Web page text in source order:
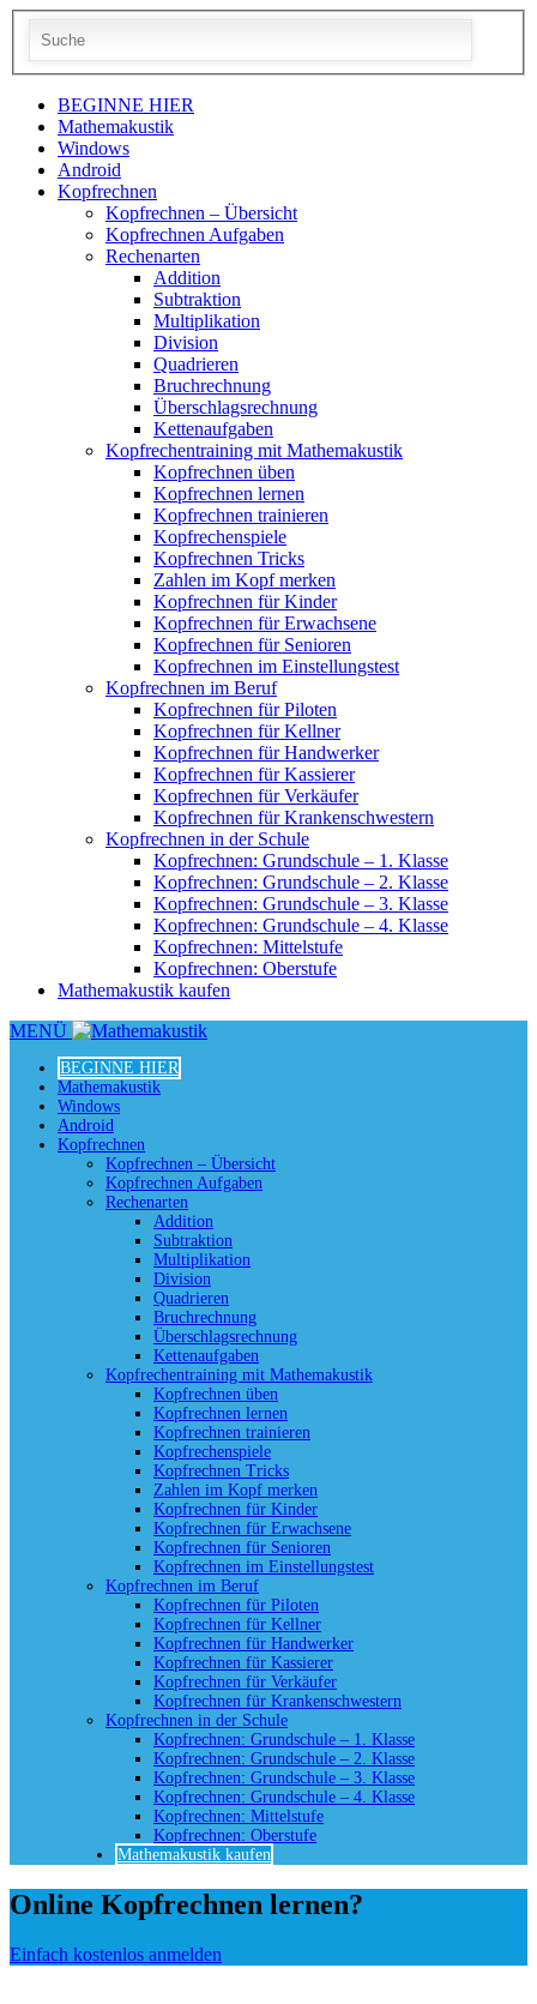
BEGINNE HIER
Mathemakustik
Windows
Android
Kopfrechnen
Kopfrechnen – Übersicht
Kopfrechnen Aufgaben
Rechenarten
Addition
Subtraktion
Multiplikation
Division
Quadrieren
Bruchrechnung
Überschlagsrechnung
Kettenaufgaben
Kopfrechentraining mit Mathemakustik
Kopfrechnen üben
Kopfrechnen lernen
Kopfrechnen trainieren
Kopfrechenspiele
Kopfrechnen Tricks
Zahlen im Kopf merken
Kopfrechnen für Kinder
Kopfrechnen für Erwachsene
Kopfrechnen für Senioren
Kopfrechnen im Einstellungstest
Kopfrechnen im Beruf
Kopfrechnen für Piloten
Kopfrechnen für Kellner
Kopfrechnen für Handwerker
Kopfrechnen für Kassierer
Kopfrechnen für Verkäufer
Kopfrechnen für Krankenschwestern
Kopfrechnen in der Schule
Kopfrechnen: Grundschule – 1. Klasse
Kopfrechnen: Grundschule – 2. Klasse
Kopfrechnen: Grundschule – 3. Klasse
Kopfrechnen: Grundschule – 4. Klasse
Kopfrechnen: Mittelstufe
Kopfrechnen: Oberstufe
Mathemakustik kaufen
MENÜ
BEGINNE HIER
Mathemakustik
Windows
Android
Kopfrechnen
Kopfrechnen – Übersicht
Kopfrechnen Aufgaben
Rechenarten
Addition
Subtraktion
Multiplikation
Division
Quadrieren
Bruchrechnung
Überschlagsrechnung
Kettenaufgaben
Kopfrechentraining mit Mathemakustik
Kopfrechnen üben
Kopfrechnen lernen
Kopfrechnen trainieren
Kopfrechenspiele
Kopfrechnen Tricks
Zahlen im Kopf merken
Kopfrechnen für Kinder
Kopfrechnen für Erwachsene
Kopfrechnen für Senioren
Kopfrechnen im Einstellungstest
Kopfrechnen im Beruf
Kopfrechnen für Piloten
Kopfrechnen für Kellner
Kopfrechnen für Handwerker
Kopfrechnen für Kassierer
Kopfrechnen für Verkäufer
Kopfrechnen für Krankenschwestern
Kopfrechnen in der Schule
Kopfrechnen: Grundschule – 1. Klasse
Kopfrechnen: Grundschule – 2. Klasse
Kopfrechnen: Grundschule – 3. Klasse
Kopfrechnen: Grundschule – 4. Klasse
Kopfrechnen: Mittelstufe
Kopfrechnen: Oberstufe
Mathemakustik kaufen
Online Kopfrechnen lernen?
Einfach kostenlos anmelden